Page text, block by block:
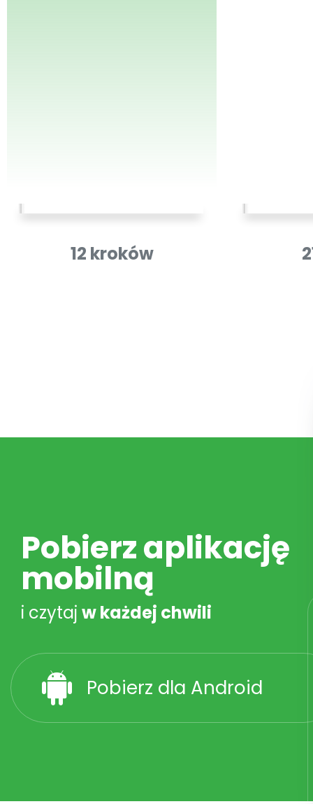
12 kroków
Pobierz aplikację
mobilną
i czytaj w każdej chwili
Pobierz dla Android